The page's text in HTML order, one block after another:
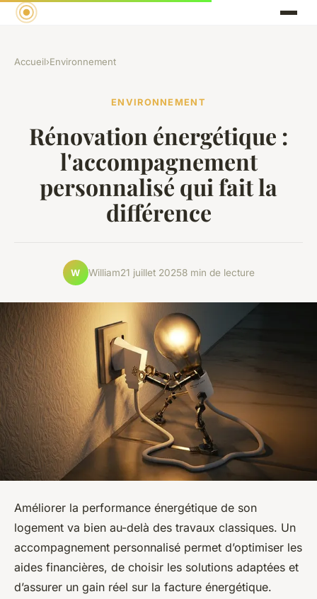
Accueil›Environnement
ENVIRONNEMENT
Rénovation énergétique :
l'accompagnement
personnalisé qui fait la
différence
W William21 juillet 20258 min de lecture
Améliorer la performance énergétique de son
logement va bien au-delà des travaux classiques. Un
accompagnement personnalisé permet d’optimiser les
aides financières, de choisir les solutions adaptées et
d’assurer un gain réel sur la facture énergétique.